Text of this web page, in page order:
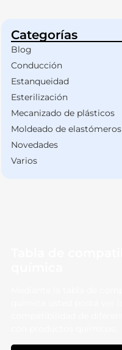
Categorías
Blog
Conducción
Estanqueidad
Esterilización
Mecanizado de plásticos
Moldeado de elastómeros
Novedades
Varios